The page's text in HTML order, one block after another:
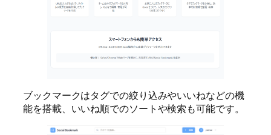
ブックマークはタグでの絞り込みやいいねなどの機
能を搭載、いいね順でのソートや検索も可能です。